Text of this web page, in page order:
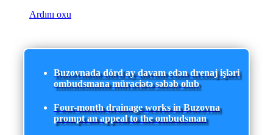
Ardını oxu
Buzovnada dörd ay davam edən drenaj işləri
ombudsmana müraciətə səbəb olub
Four-month drainage works in Buzovna
prompt an appeal to the ombudsman